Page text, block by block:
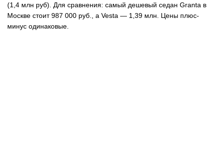
(1,4 млн руб). Для сравнения: самый дешевый седан Granta в
Москве стоит 987 000 руб., а Vesta — 1,39 млн. Цены плюс-
минус одинаковые.